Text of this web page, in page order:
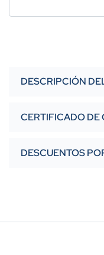
DESCRIPCIÓN
CERTIFICADO
DESCUENTOS